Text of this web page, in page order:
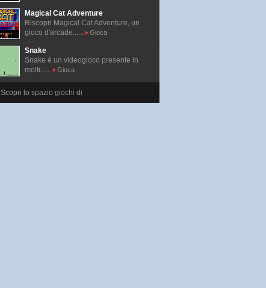
Magical Cat Adventure
Riscopri Magical Cat Adventure, un
gioco d'arcade......
Gioca
Snake
Snake è un videogioco presente in
molti......
Gioca
Scopri lo spazio giochi di